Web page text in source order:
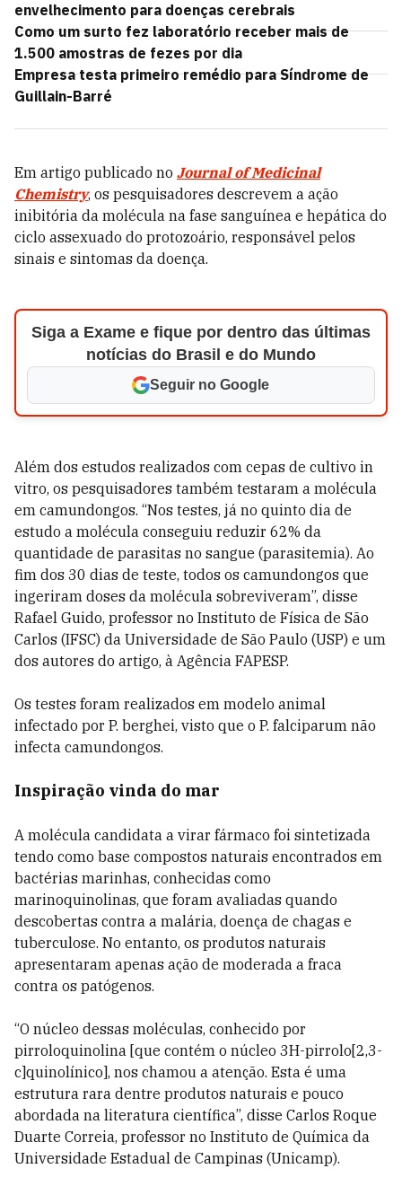
envelhecimento para doenças cerebrais
Como um surto fez laboratório receber mais de
1.500 amostras de fezes por dia
Empresa testa primeiro remédio para Síndrome de
Guillain-Barré
Em artigo publicado no Journal of Medicinal
Chemistry, os pesquisadores descrevem a ação
inibitória da molécula na fase sanguínea e hepática do
ciclo assexuado do protozoário, responsável pelos
sinais e sintomas da doença.
Siga a Exame e fique por dentro das últimas
notícias do Brasil e do Mundo
Seguir no Google
Além dos estudos realizados com cepas de cultivo in
vitro, os pesquisadores também testaram a molécula
em camundongos. “Nos testes, já no quinto dia de
estudo a molécula conseguiu reduzir 62% da
quantidade de parasitas no sangue (parasitemia). Ao
fim dos 30 dias de teste, todos os camundongos que
ingeriram doses da molécula sobreviveram”, disse
Rafael Guido, professor no Instituto de Física de São
Carlos (IFSC) da Universidade de São Paulo (USP) e um
dos autores do artigo, à Agência FAPESP.
Os testes foram realizados em modelo animal
infectado por P. berghei, visto que o P. falciparum não
infecta camundongos.
Inspiração vinda do mar
A molécula candidata a virar fármaco foi sintetizada
tendo como base compostos naturais encontrados em
bactérias marinhas, conhecidas como
marinoquinolinas, que foram avaliadas quando
descobertas contra a malária, doença de chagas e
tuberculose. No entanto, os produtos naturais
apresentaram apenas ação de moderada a fraca
contra os patógenos.
“O núcleo dessas moléculas, conhecido por
pirroloquinolina [que contém o núcleo 3H-pirrolo[2,3-
c]quinolínico], nos chamou a atenção. Esta é uma
estrutura rara dentre produtos naturais e pouco
abordada na literatura científica”, disse Carlos Roque
Duarte Correia, professor no Instituto de Química da
Universidade Estadual de Campinas (Unicamp).